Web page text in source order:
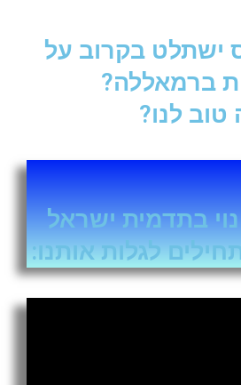
בקרוב על
ברמאללה?
טוב לנו?
בתדמית ישראל
לגלות אותנו: